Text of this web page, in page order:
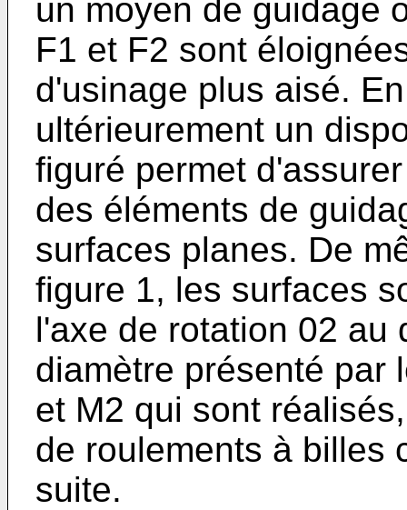
un moyen de guidage
F1 et F2 sont
d'usinage plus aisé.
ultérieurement un
figuré permet
des éléments de
surfaces planes. De
figure 1, les surfaces
l'axe de rotation 02 au
diamètre présenté par
et M2 qui sont
de roulements à billes
suite.